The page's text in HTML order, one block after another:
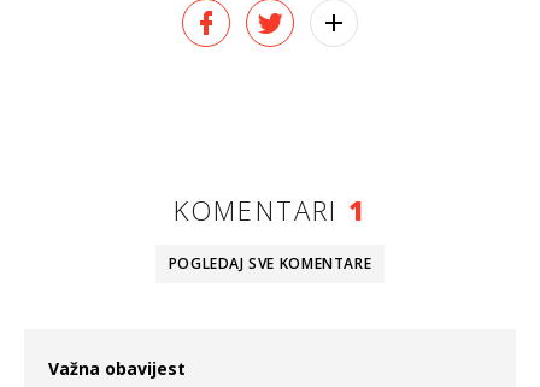
KOMENTARI 1
POGLEDAJ SVE KOMENTARE
Važna obavijest